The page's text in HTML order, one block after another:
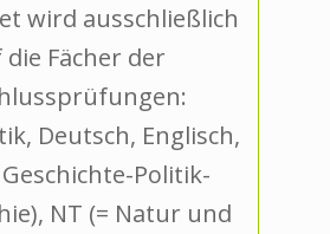
wird ausschließlich
die Fächer der
Deutsch, Englisch,
Geschichte-Politik-
NT (= Natur und